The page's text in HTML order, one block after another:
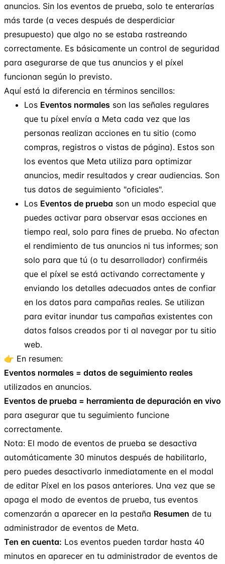
anuncios. Sin los eventos de prueba, solo te enterarías
más tarde (a veces después de desperdiciar
presupuesto) que algo no se estaba rastreando
correctamente. Es básicamente un control de seguridad
para asegurarse de que tus anuncios y el píxel
funcionan según lo previsto.
Aquí está la diferencia en términos sencillos:
Los Eventos normales son las señales regulares
que tu píxel envía a Meta cada vez que las
personas realizan acciones en tu sitio (como
compras, registros o vistas de página). Estos son
los eventos que Meta utiliza para optimizar
anuncios, medir resultados y crear audiencias. Son
tus datos de seguimiento "oficiales".
Los Eventos de prueba son un modo especial que
puedes activar para observar esas acciones en
tiempo real, solo para fines de prueba. No afectan
el rendimiento de tus anuncios ni tus informes; son
solo para que tú (o tu desarrollador) confirméis
que el píxel se está activando correctamente y
enviando los detalles adecuados antes de confiar
en los datos para campañas reales. Se utilizan
para evitar inundar tus campañas existentes con
datos falsos creados por ti al navegar por tu sitio
web.
👉 En resumen:
Eventos normales = datos de seguimiento reales
utilizados en anuncios.
Eventos de prueba = herramienta de depuración en vivo
para asegurar que tu seguimiento funcione
correctamente.
Nota: El modo de eventos de prueba se desactiva
automáticamente 30 minutos después de habilitarlo,
pero puedes desactivarlo inmediatamente en el modal
de editar Píxel en los pasos anteriores. Una vez que se
apaga el modo de eventos de prueba, tus eventos
comenzarán a aparecer en la pestaña Resumen de tu
administrador de eventos de Meta.
Ten en cuenta: Los eventos pueden tardar hasta 40
minutos en aparecer en tu administrador de eventos de